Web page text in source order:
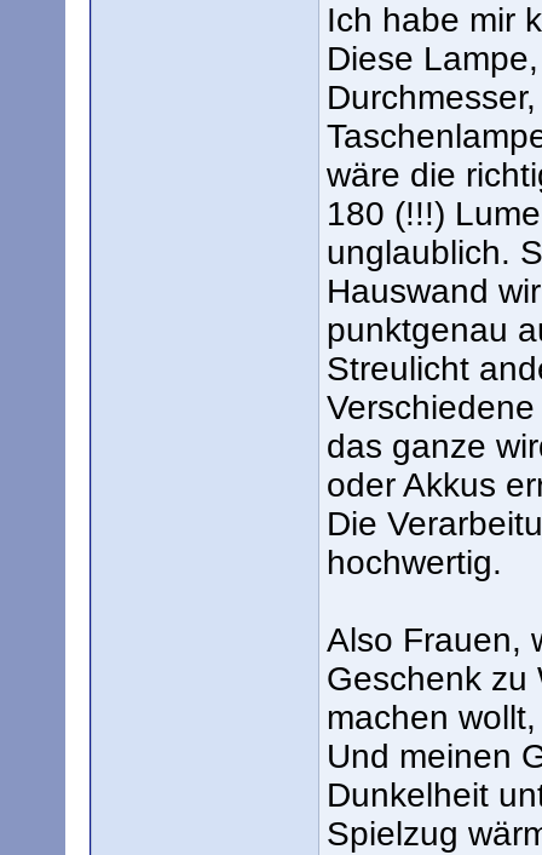
Ich habe mir
Diese
wäre die
180 (!!!)
unglaublich.
Hauswand
punktgenau
Streulicht
das ganze
oder Akkus
Die
hochwertig.
Also Frauen,
Geschenk zu
machen
Und meinen
Dunkelheit
Spielzug